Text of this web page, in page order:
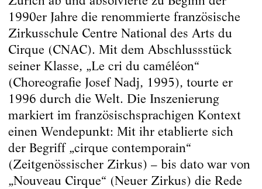
1990er Jahre die renommierte französische
Zirkusschule Centre National des Arts du
Cirque (CNAC). Mit dem Abschlussstück
seiner Klasse, „Le cri du caméléon“
(Choreografie Josef Nadj, 1995), tourte er
1996 durch die Welt. Die Inszenierung
markiert im französischsprachigen Kontext
einen Wendepunkt: Mit ihr etablierte sich
der Begriff „cirque contemporain“
(Zeitgenössischer Zirkus) – bis dato war von
„Nouveau ­Cirque“ (Neuer Zirkus) die Rede